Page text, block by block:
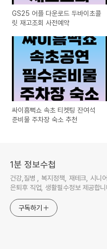
GS25 어플 다운로드 두바이초콜
릿 재고조회 사전예약
싸이흠뻑쇼 속초 티켓팅 잔여석
준비물 주차장 숙소 추천
1분 정보수첩
건강,질병 , 복지정책, 재테크, 시니
은퇴후 직업, 생활필수정보 제공합
구독하기